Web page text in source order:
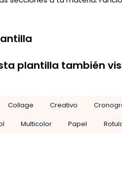
plantilla también
Collage Creativo
Multicolor Papel